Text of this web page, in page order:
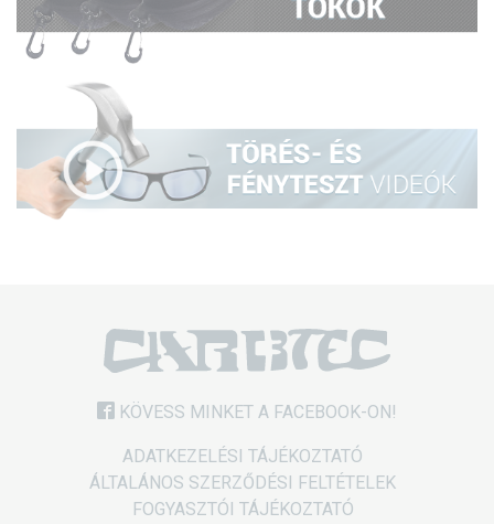
KÖVESS MINKET A FACEBOOK-ON!
ADATKEZELÉSI TÁJÉKOZTATÓ
ÁLTALÁNOS SZERZŐDÉSI FELTÉTELEK
FOGYASZTÓI TÁJÉKOZTATÓ